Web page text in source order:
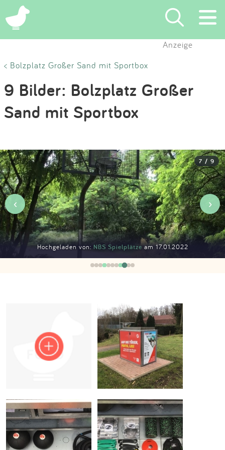
×
Suchen
Eintragen
App
Blog
Partner
Kontakt
Impressum
Anmelden
Anzeige
< Bolzplatz Großer Sand mit Sportbox
9 Bilder: Bolzplatz Großer
Sand mit Sportbox
Hochgeladen von: NBS Spielplätzeam 17.01.2022
7 / 9
‹ ›